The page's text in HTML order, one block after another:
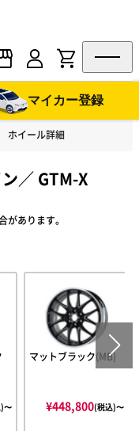
マイカー登録
ホイール詳細
／ GTM-X
あります。
〜
マットブラック(MB)
¥448,800(税込)〜